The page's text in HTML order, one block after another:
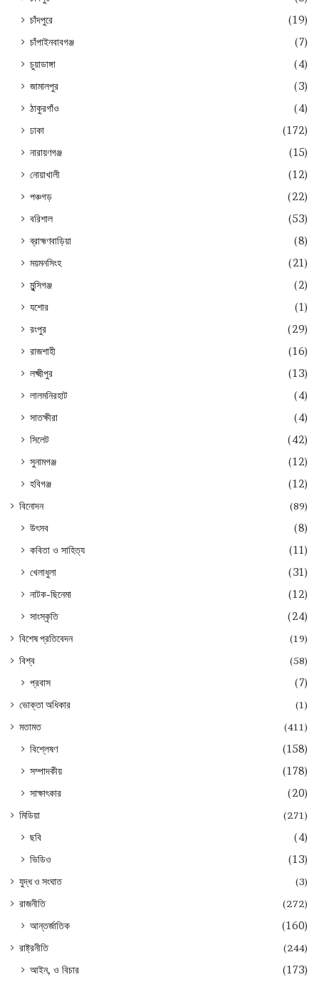
চাঁদপুরে
(19)
চাঁপাইনবাবগঞ্জ
(7)
চুয়াডাঙ্গা
(4)
জামালপুর
(3)
ঠাকুরগাঁও
(4)
ঢাকা
(172)
নারায়ণগঞ্জ
(15)
নোয়াখালী
(12)
পঞ্চগড়
(22)
বরিশাল
(53)
ব্রাহ্মণবাড়িয়া
(8)
ময়মনসিংহ
(21)
মুন্সিগঞ্জ
(2)
যশোর
(1)
রংপুর
(29)
রাজশাহী
(16)
লক্ষ্মীপুর
(13)
লালমনিরহাট
(4)
সাতক্ষীরা
(4)
সিলেট
(42)
সুনামগঞ্জ
(12)
হবিগঞ্জ
(12)
বিনোদন (89)
উৎসব
(8)
কবিতা ও সাহিত্য
(11)
খেলাধুলা
(31)
নাটক-ছিনেমা
(12)
সাংস্কৃতি
(24)
বিশেষ প্রতিবেদন
(19)
বিশ্ব
(58)
প্রবাস (7)
ভোক্তা অধিকার
(1)
মতামত
(411)
বিশ্লেষণ
(158)
সম্পাদকীয়
(178)
সাক্ষাৎকার
(20)
মিডিয়া (271)
ছবি
(4)
ভিডিও
(13)
যুদ্ধ ও সংঘাত
(3)
রাজনীতি
(272)
আন্তর্জাতিক (160)
রাষ্ট্রনীতি (244)
আইন, ও বিচার (173)